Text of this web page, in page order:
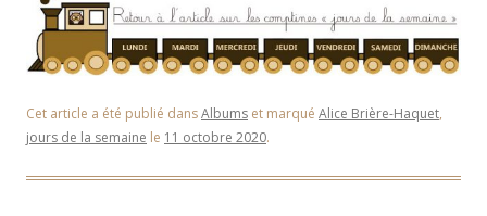
Cet article a été publié dansAlbums et marqué Alice Brière-Haquet,
jours de la semaine le 11 octobre 2020.